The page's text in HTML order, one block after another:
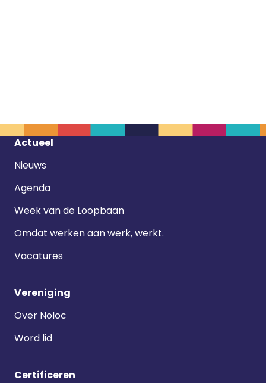
Footer
Actueel
Nieuws
Agenda
Week van de Loopbaan
Omdat werken aan werk, werkt.
Vacatures
Vereniging
Over Noloc
Word lid
Certificeren